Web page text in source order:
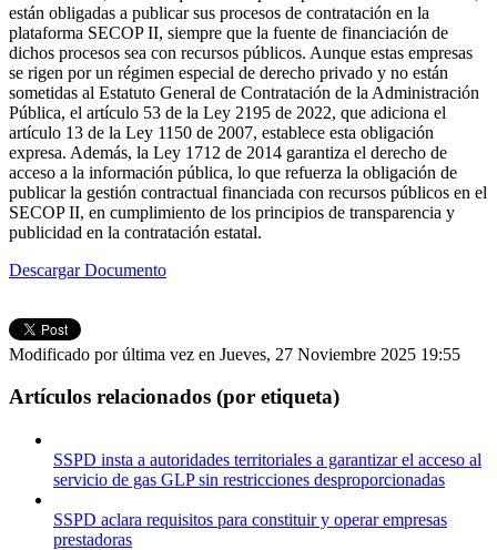
están obligadas a publicar sus procesos de contratación en la
plataforma SECOP II, siempre que la fuente de financiación de
dichos procesos sea con recursos públicos. Aunque estas empresas
se rigen por un régimen especial de derecho privado y no están
sometidas al Estatuto General de Contratación de la Administración
Pública, el artículo 53 de la Ley 2195 de 2022, que adiciona el
artículo 13 de la Ley 1150 de 2007, establece esta obligación
expresa. Además, la Ley 1712 de 2014 garantiza el derecho de
acceso a la información pública, lo que refuerza la obligación de
publicar la gestión contractual financiada con recursos públicos en el
SECOP II, en cumplimiento de los principios de transparencia y
publicidad en la contratación estatal.
Descargar Documento
Modificado por última vez en Jueves, 27 Noviembre 2025 19:55
Artículos relacionados (por etiqueta)
SSPD insta a autoridades territoriales a garantizar el acceso al
servicio de gas GLP sin restricciones desproporcionadas
SSPD aclara requisitos para constituir y operar empresas
prestadoras